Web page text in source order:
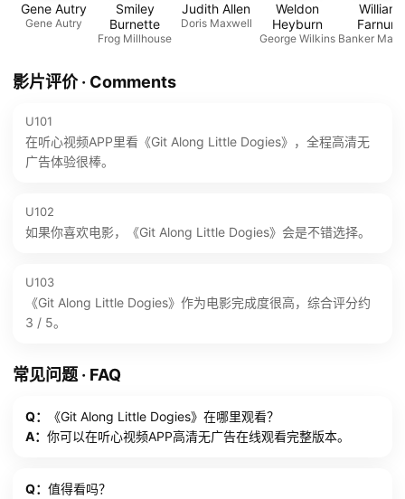
Gene Autry
Gene Autry
Smiley
Burnette
Frog Millhouse
Judith Allen
Doris Maxwell
Weldon
Heyburn
George Wilkins
William
Farnum
Banker
影片评价 · Comments
U101
在听心视频APP里看《Git Along Little Dogies》，全程高清无
广告体验很棒。
U102
如果你喜欢电影，《Git Along Little Dogies》会是不错选择。
U103
《Git Along Little Dogies》作为电影完成度很高，综合评分约
3 / 5。
常见问题 · FAQ
Q：
《Git Along Little Dogies》在哪里观看？
A： 你可以在听心视频APP高清无广告在线观看完整版本。
Q： 值得看吗？